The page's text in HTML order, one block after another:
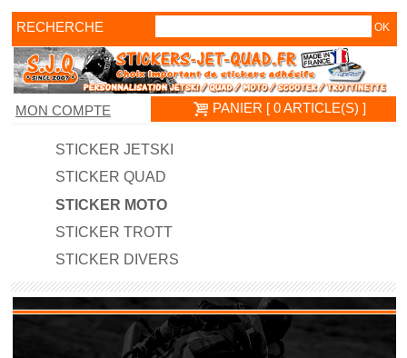
RECHERCHE
PANIER [ 0 ARTICLE(S) ]
MON COMPTE
STICKER JETSKI
STICKER QUAD
STICKER MOTO
STICKER TROTT
STICKER DIVERS